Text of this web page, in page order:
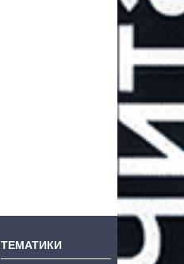
ТЕМАТИКИ